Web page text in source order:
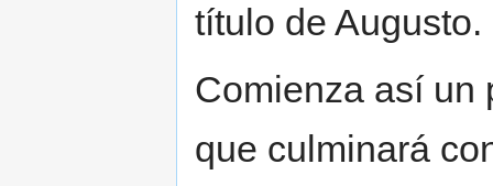
título de Augusto.
Comienza así un
que culminará